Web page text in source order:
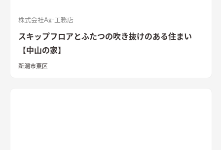
株式会社Ag-工務店
スキップフロアとふたつの吹き抜けのある住まい
【中山の家】
新潟市東区